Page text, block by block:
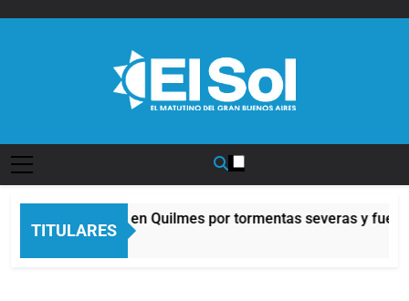
TITULARES
Alerta naranja en Quilmes por tormentas severas y
11 Horas Atrás